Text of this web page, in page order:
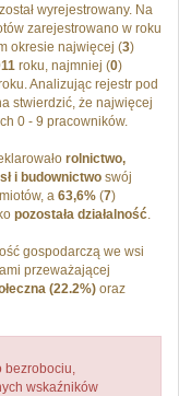
wyrejestrowany. Na
zarejestrowano w roku
okresie najwięcej (3)
roku, najmniej (0)
Analizując rejestr pod
stwierdzić, że najwięcej
0 - 9 pracowników.
rolnictwo,
i budownictwo swój
a 63,6% (7)
pozostała działalność.
gospodarczą we wsi
przeważającej
(22.2%) oraz
bezrobociu,
wskaźników